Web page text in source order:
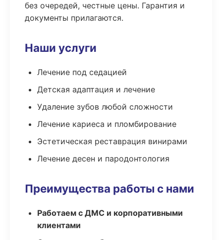
без очередей, честные цены. Гарантия и
документы прилагаются.
Наши услуги
Лечение под седацией
Детская адаптация и лечение
Удаление зубов любой сложности
Лечение кариеса и пломбирование
Эстетическая реставрация винирами
Лечение десен и пародонтология
Преимущества работы с нами
Работаем с ДМС и корпоративными
клиентами